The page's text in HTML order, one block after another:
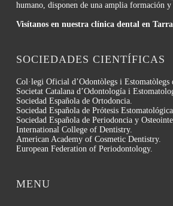
humano, disponen de una amplia formación y
Visítanos en nuestra clínica dental en
SOCIEDADES CIENTÍFICAS
Col·legi Oficial d’Odontòlegs i Estomatòlegs
Societat Catalana d’Odontología i
Sociedad Española de Ortodoncia.
Sociedad Española de Prótesis
Sociedad Española de Periodoncia y
International College of Dentistry.
American Academy of Cosmetic Dentistry.
European Federation of Periodontology.
MENU